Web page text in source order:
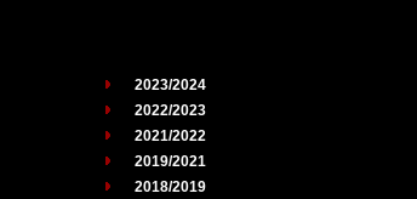
2023/2024
2022/2023
2021/2022
2019/2021
2018/2019